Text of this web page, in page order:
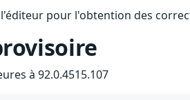
pour l'obtention des
à 92.0.4515.107